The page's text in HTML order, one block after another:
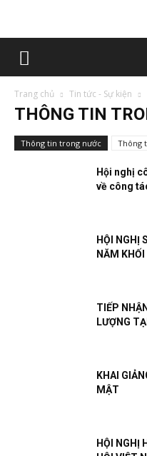
Trang chủ Tin tức - Sự kiện
THÔNG TIN
Thông tin trong nước Thông
Hội nghị
về công
HỘI NGHỊ
NĂM
TIẾP
LƯỢNG
KHAI
MẬT
HỘI NGHỊ